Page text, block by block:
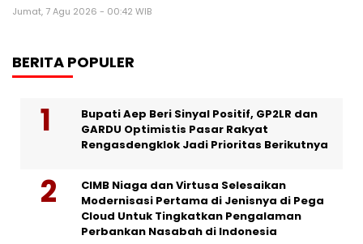
Jumat, 7 Agu 2026 - 00:42 WIB
BERITA POPULER
Bupati Aep Beri Sinyal Positif, GP2LR dan
GARDU Optimistis Pasar Rakyat
Rengasdengklok Jadi Prioritas Berikutnya
CIMB Niaga dan Virtusa Selesaikan
Modernisasi Pertama di Jenisnya di Pega
Cloud Untuk Tingkatkan Pengalaman
Perbankan Nasabah di Indonesia